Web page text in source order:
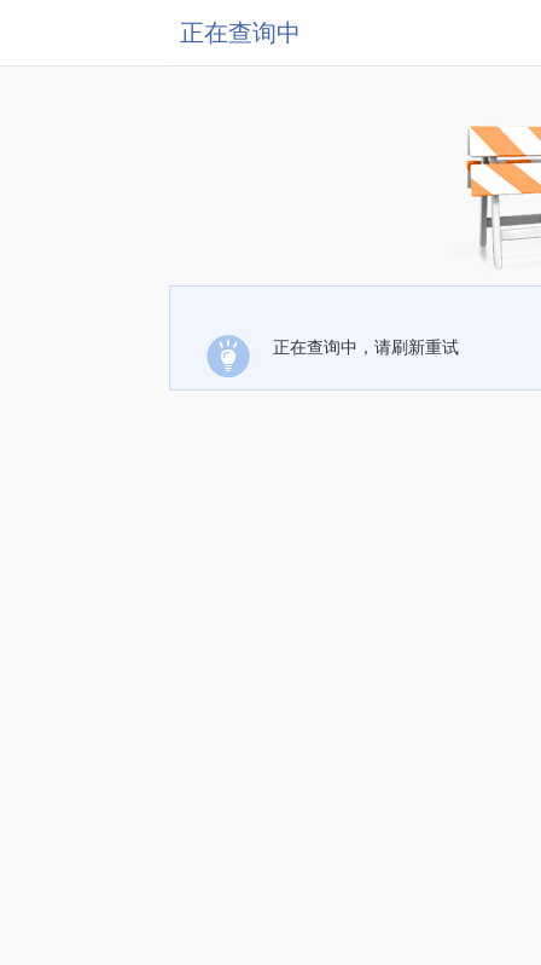
正在查询中
正在查询中，请刷新重试